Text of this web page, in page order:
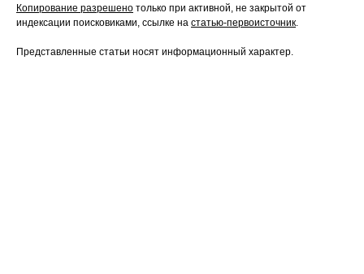
Копирование разрешено только при активной, не закрытой от
индексации поисковиками, ссылке на статью-первоисточник.
Представленные статьи носят информационный характер.